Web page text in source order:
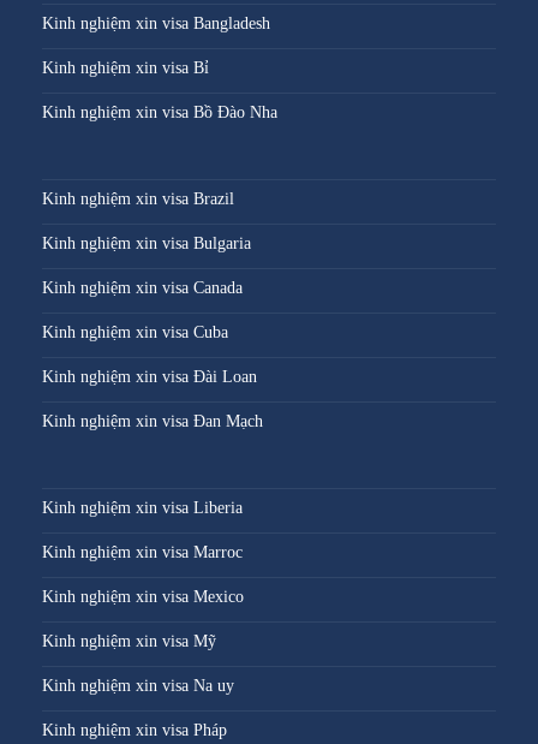
Kinh nghiệm xin visa Bangladesh
Kinh nghiệm xin visa Bỉ
Kinh nghiệm xin visa Bồ Đào Nha
Kinh nghiệm xin visa Brazil
Kinh nghiệm xin visa Bulgaria
Kinh nghiệm xin visa Canada
Kinh nghiệm xin visa Cuba
Kinh nghiệm xin visa Đài Loan
Kinh nghiệm xin visa Đan Mạch
Kinh nghiệm xin visa Liberia
Kinh nghiệm xin visa Marroc
Kinh nghiệm xin visa Mexico
Kinh nghiệm xin visa Mỹ
Kinh nghiệm xin visa Na uy
Kinh nghiệm xin visa Pháp